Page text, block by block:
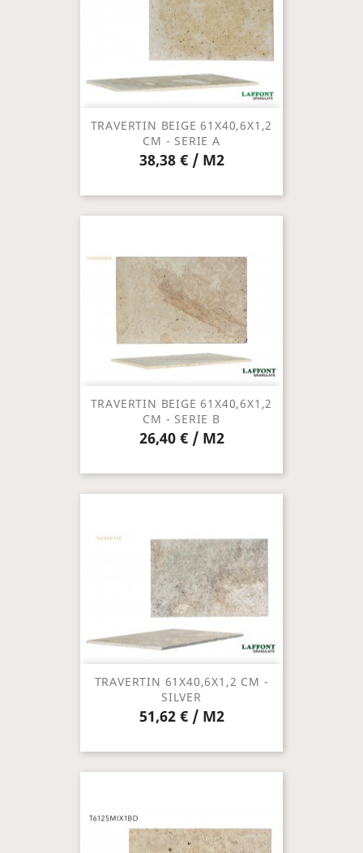
TRAVERTIN BEIGE 61X40,6X1,2
CM - SERIE A
38,38 € / M2
TRAVERTIN BEIGE 61X40,6X1,2
CM - SERIE B
26,40 € / M2
TRAVERTIN 61X40,6X1,2 CM -
SILVER
51,62 € / M2